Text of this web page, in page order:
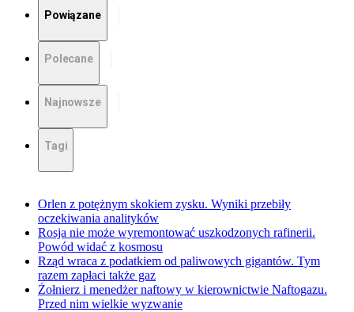
Powiązane
Polecane
Najnowsze
Tagi
Orlen z potężnym skokiem zysku. Wyniki przebiły
oczekiwania analityków
Rosja nie może wyremontować uszkodzonych rafinerii.
Powód widać z kosmosu
Rząd wraca z podatkiem od paliwowych gigantów. Tym
razem zapłaci także gaz
Żołnierz i menedżer naftowy w kierownictwie Naftogazu.
Przed nim wielkie wyzwanie